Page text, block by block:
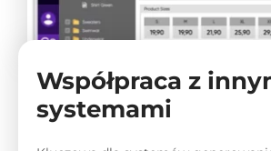
Współpraca z
systemami